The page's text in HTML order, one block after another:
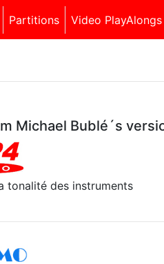
Partitions Video PlayAlongs
Michael Bublé´s
tonalité des instruments